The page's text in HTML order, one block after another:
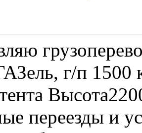
г/п 1500
переезды и